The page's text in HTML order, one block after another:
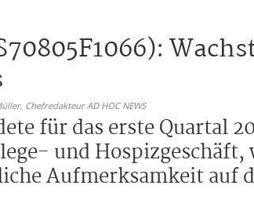
Chefredakteur AD HOC NEWS
für das erste Quartal
und Hospizgeschäft,
Aufmerksamkeit auf